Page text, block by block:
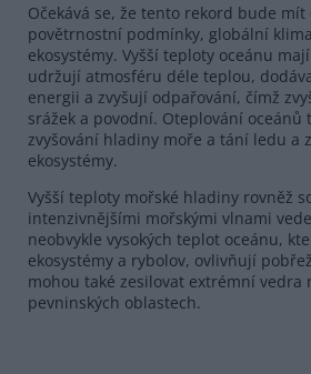
Očekává se, že tento rekord bude mít
povětrnostní podmínky, globální
ekosystémy. Vyšší teploty oceánu
udržují atmosféru déle teplou,
energii a zvyšují odpařování, čímž
srážek a povodní. Oteplování oceánů
zvyšování hladiny moře a tání ledu a
ekosystémy.
Vyšší teploty mořské hladiny rovněž
intenzivnějšími mořskými vlnami
neobvykle vysokých teplot oceánu,
ekosystémy a rybolov, ovlivňují
mohou také zesilovat extrémní vedra
pevninských oblastech.